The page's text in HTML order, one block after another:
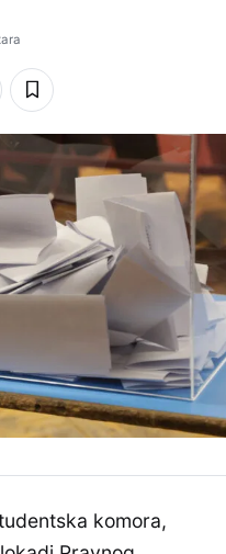
komora,